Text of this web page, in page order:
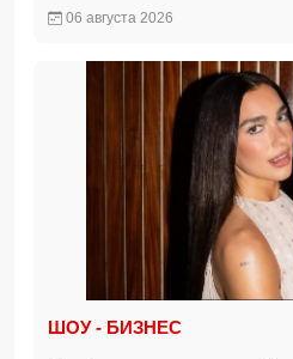
06 августа 2026
ШОУ - БИЗНЕС